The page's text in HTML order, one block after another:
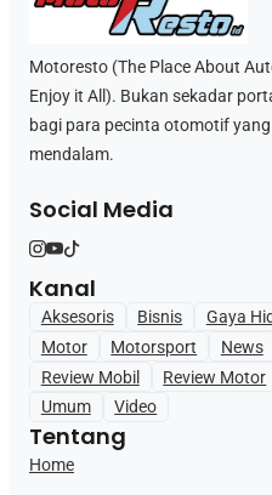
Motoresto (The Place About
Enjoy it All). Bukan sekadar
bagi para pecinta otomotif
mendalam.
Social Media
Kanal
Aksesoris Bisnis Gaya
Motor
Motorsport News
Review Mobil
Review Motor
Umum
Video
Tentang
Home